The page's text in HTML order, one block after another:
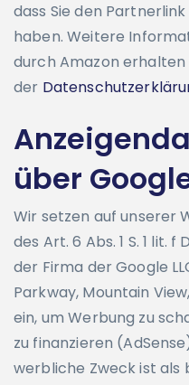
dass Sie den
haben. Weitere
durch Amazon erhalten
der
über
Wir setzen auf unserer
des Art. 6 Abs. 1 S. 1 lit.
der Firma der Google
Parkway, Mountain
ein, um Werbung zu
zu finanzieren
werbliche Zweck ist